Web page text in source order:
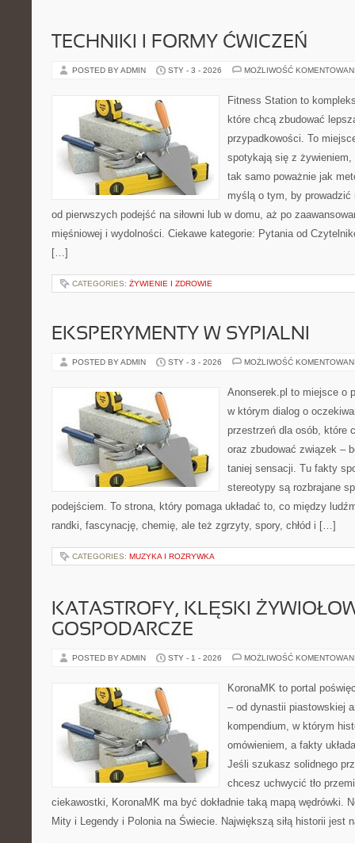
TECHNIKI I FORMY ĆWICZEŃ
POSTED BY ADMIN STY - 3 - 2026 MOŻLIWOŚĆ
Fitness Station to
które chcą zbudować
przypadkowości. To
spotykają się z
tak samo poważnie jak
myślą o tym, by
od pierwszych podejść na siłowni lub w domu, aż po
mięśniowej i wydolności. Ciekawe kategorie: Pytania od
[…]
CATEGORIES: ŻYWIENIE I ZDROWIE
EKSPERYMENTY W SYPIALNI
POSTED BY ADMIN STY - 3 - 2026 MOŻLIWOŚĆ
Anonserek.pl to miejsce o
w którym dialog o
przestrzeń dla osób, które
oraz zbudować związek –
taniej sensacji. Tu fakty
stereotypy są rozbrajane
podejściem. To strona, który pomaga układać to, co między
randki, fascynację, chemię, ale też zgrzyty, spory, chłód i […]
CATEGORIES: MUZYKA I ROZRYWKA
KATASTROFY, KLĘSKI
GOSPODARCZE
POSTED BY ADMIN STY - 1 - 2026 MOŻLIWOŚĆ
KoronaMK to portal
– od dynastii piastowskiej
kompendium, w którym
omówieniem, a fakty
Jeśli szukasz solidnego
chcesz uchwycić tło
ciekawostki, KoronaMK ma być dokładnie taką mapą wędrówki.
Mity i Legendy i Polonia na Świecie. Największą siłą historii jest